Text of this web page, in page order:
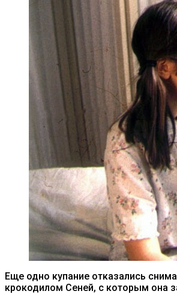
Еще одно купание отказались
крокодилом Сеней, с которым она